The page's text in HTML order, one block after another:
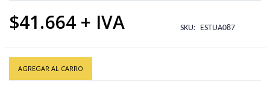
ENVASE GELATINERO C/TAPA 2-4 OZ 1X1000
$41.664 SKU ESTUA087
AGREGAR AL CARRO